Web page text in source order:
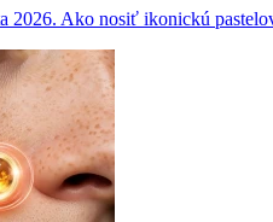
2026. Ako nosiť ikonickú